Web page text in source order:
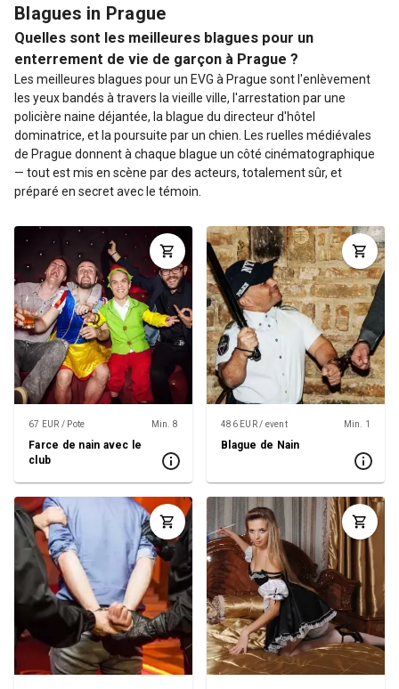
Blagues in Prague
Quelles sont les meilleures blagues pour un
enterrement de vie de garçon à Prague ?
Les meilleures blagues pour un EVG à Prague sont l'enlèvement
les yeux bandés à travers la vieille ville, l'arrestation par une
policière naine déjantée, la blague du directeur d'hôtel
dominatrice, et la poursuite par un chien. Les ruelles médiévales
de Prague donnent à chaque blague un côté cinématographique
— tout est mis en scène par des acteurs, totalement sûr, et
préparé en secret avec le témoin.
67 EUR / Pote Min. 8
Farce de nain avec le
club
486 EUR / event Min. 1
Blague de Nain